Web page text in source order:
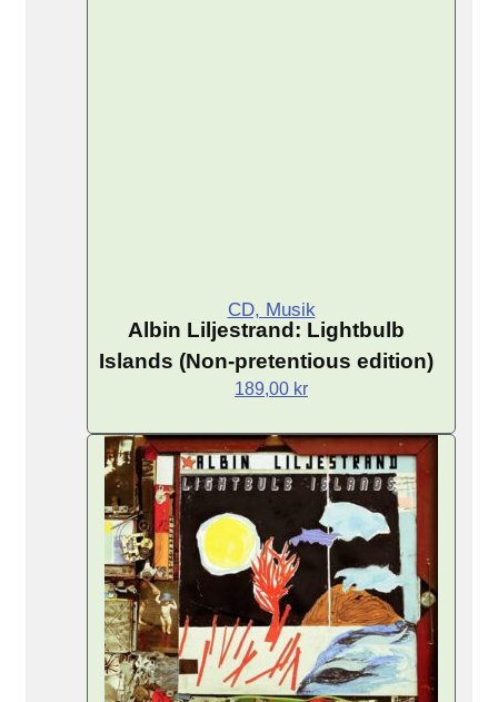
CD, Musik
Albin Liljestrand: Lightbulb
Islands (Non-pretentious edition)
189,00 kr